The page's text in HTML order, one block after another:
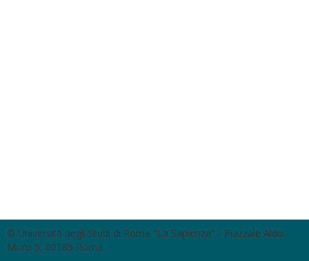
© Università degli Studi di Roma "La Sapienza" - Piazzale Aldo
Moro 5, 00185 Roma